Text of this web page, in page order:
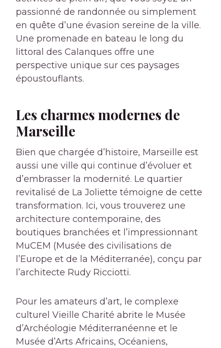
passionné de randonnée ou simplement
en quête d’une évasion sereine de la ville.
Une promenade en bateau le long du
littoral des Calanques offre une
perspective unique sur ces paysages
époustouflants.
Les charmes modernes de
Marseille
Bien que chargée d’histoire, Marseille est
aussi une ville qui continue d’évoluer et
d’embrasser la modernité. Le quartier
revitalisé de La Joliette témoigne de cette
transformation. Ici, vous trouverez une
architecture contemporaine, des
boutiques branchées et l’impressionnant
MuCEM (Musée des civilisations de
l’Europe et de la Méditerranée), conçu par
l’architecte Rudy Ricciotti.
Pour les amateurs d’art, le complexe
culturel Vieille Charité abrite le Musée
d’Archéologie Méditerranéenne et le
Musée d’Arts Africains, Océaniens,